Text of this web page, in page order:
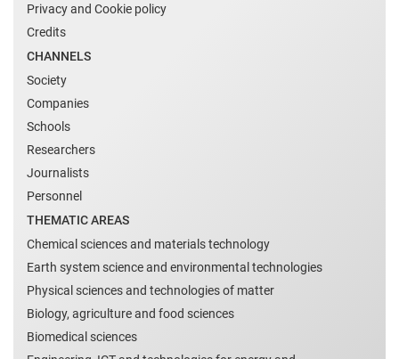
Privacy and Cookie policy
Credits
CHANNELS
Society
Companies
Schools
Researchers
Journalists
Personnel
THEMATIC AREAS
Chemical sciences and materials technology
Earth system science and environmental technologies
Physical sciences and technologies of matter
Biology, agriculture and food sciences
Biomedical sciences